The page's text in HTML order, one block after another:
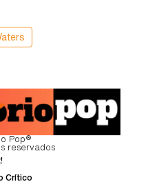
Pop®
reservados
Crítico